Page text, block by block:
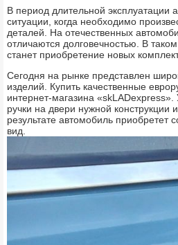
В период длительной эксплуатации
ситуации, когда необходимо
деталей. На отечественных
отличаются долговечностью. В
станет приобретение новых
Сегодня на рынке представлен
изделий. Купить качественные
интернет-магазина
ручки на двери нужной конструкции
результате автомобиль приобретет
вид.